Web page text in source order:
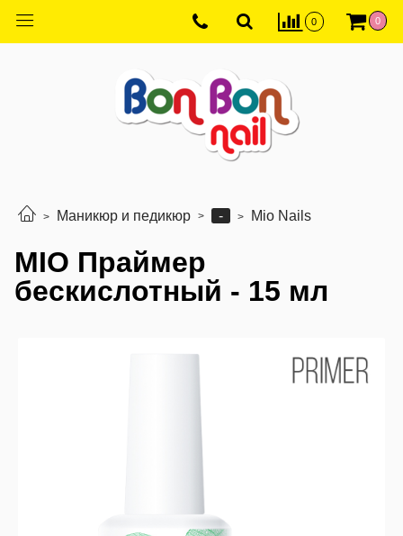
0 0
Маникюр и педикюр - Mio Nails
MIO Праймер
бескислотный - 15 мл